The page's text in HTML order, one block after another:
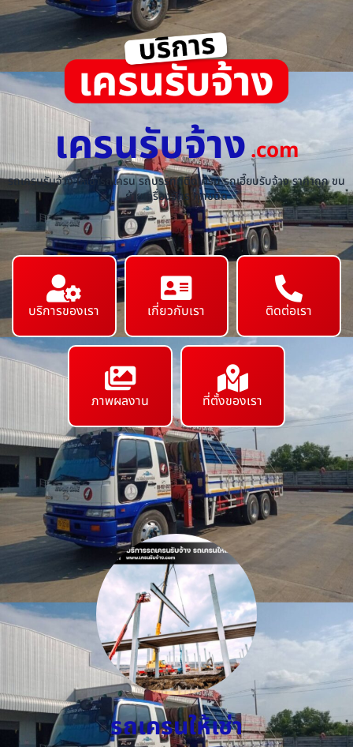
เครนรับจ้าง.com
รถเครนรับจ้าง ให้เช่ารถเครน รถบรรทุกติดเครน รถเฮี๊ยบรับจ้าง ราคาถูก ขน
ย้ายเครื่องจักร ทุกชนิด
บริการของเรา เกี่ยวกับเรา ติดต่อเรา
ภาพผลงาน ที่ตั้งของเรา
รถเครนให้เช่า